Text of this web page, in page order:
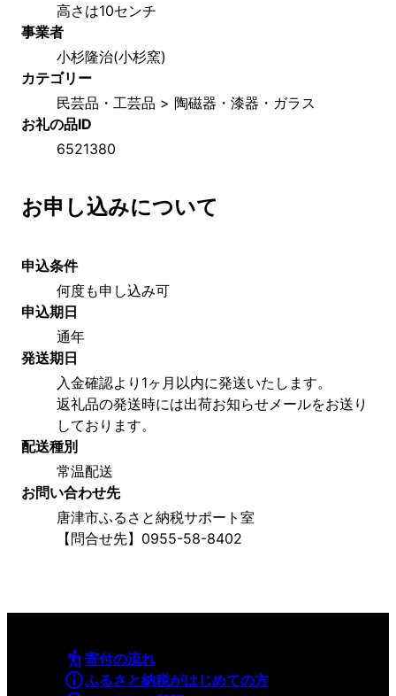
高さは10センチ
事業者
小杉隆治(小杉窯)
カテゴリー
民芸品・工芸品 > 陶磁器・漆器・ガラス
お礼の品ID
6521380
お申し込みについて
申込条件
何度も申し込み可
申込期日
通年
発送期日
入金確認より1ヶ月以内に発送いたします。
返礼品の発送時には出荷お知らせメールをお送り
しております。
配送種別
常温配送
お問い合わせ先
唐津市ふるさと納税サポート室
【問合せ先】0955-58-8402
寄付の流れ
ふるさと納税がはじめての方